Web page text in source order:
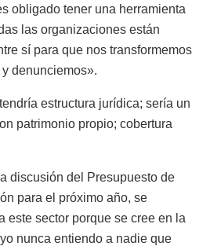
obligado tener una herramienta
las organizaciones están
sí para que nos transformemos
denunciemos».
estructura jurídica; sería un
patrimonio propio; cobertura
discusión del Presupuesto de
para el próximo año, se
este sector porque se cree en la
nunca entiendo a nadie que